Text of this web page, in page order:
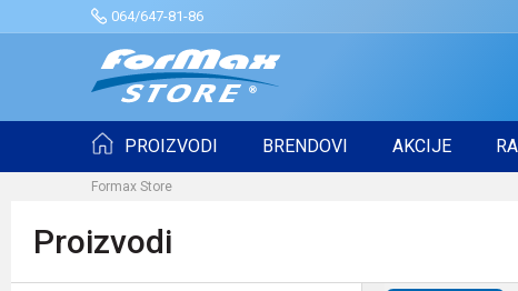
064/647-81-86
PROIZVODI BRENDOVI AKCIJE
Formax Store
Proizvodi